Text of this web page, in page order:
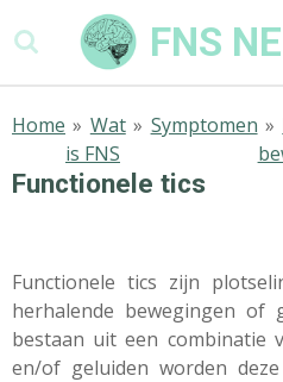
direct
hoofdinhoud
FNS
Home » Wat
is FNS
» Symptomen »
Functionele tics
Functionele tics zijn
herhalende bewegingen of
bestaan uit een combinatie
en/of geluiden worden